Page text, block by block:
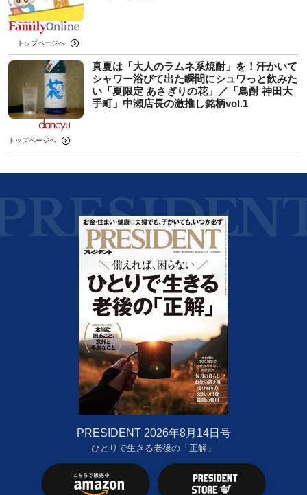
トップページへ
真夏は「大人のラムネ系焼酎」を！汗かいて
シャワー浴びて出た瞬間にシュワっと飲みた
い「夏限定 あさぎりの花」／「鳥酎 神田大
手町」中瀬店長の激推し銘柄vol.1
トップページへ
PRESIDENT 2026年8月14日号
ひとりで生きる老後の「正解」